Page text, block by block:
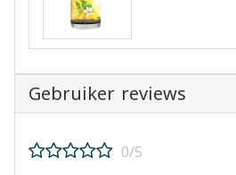
Gebruiker reviews
0/5